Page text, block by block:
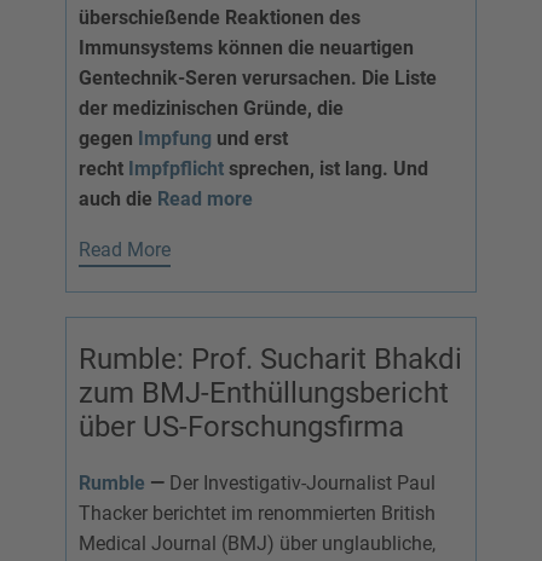
überschießende Reaktionen des
Immunsystems können die neuartigen
Gentechnik-Seren verursachen. Die Liste
der medizinischen Gründe, die
gegen Impfung und erst
recht Impfpflicht sprechen, ist lang. Und
auch die Read more
Read More
Rumble: Prof. Sucharit Bhakdi
zum BMJ-Enthüllungsbericht
über US-Forschungsfirma
Rumble — Der Investigativ-Journalist Paul
Thacker berichtet im renommierten British
Medical Journal (BMJ) über unglaubliche,